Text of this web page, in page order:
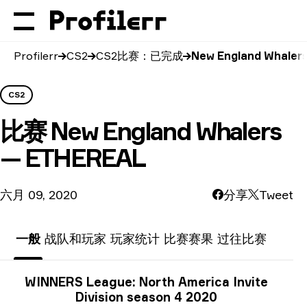
Profilerr CS2 CS2比赛：已完成 New England
CS2
比赛 New England Whalers
— ETHEREAL
六月 09, 2020 分享 Tweet
一般 战队和玩家 玩家统计 比赛赛果 过往比赛
锦标赛信息
WINNERS League: North America Invite
Division season 4 2020